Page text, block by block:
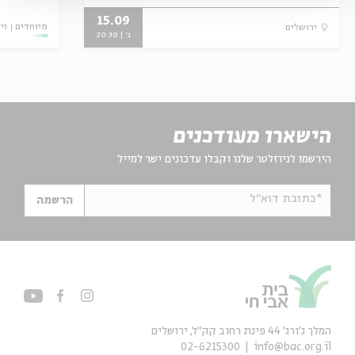
ירושלים 15.09
ג' | 20:30
מיוחדים
הישארו מעודכנים
הירשמו לניוזלטר שלנו וקבלו עדכונים ישר למייל
*כתובת דוא"ל הרשמה
המלך ג'ורג' 44 פינת רחוב קק״ל, ירושלים
info@bac.org.il
02-6215300